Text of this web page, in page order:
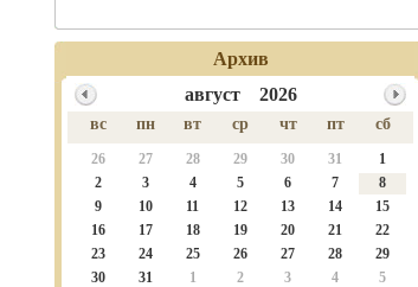
Архив
август 2026
вс пн вт ср чт пт сб
26 27 28 29 30 31
1
2
3 4 5 6 7
8
9
10 11 12 13 14
15
16
17 18 19 20 21
22
23
24 25 26 27 28
29
30
31 1 2 3 4 5